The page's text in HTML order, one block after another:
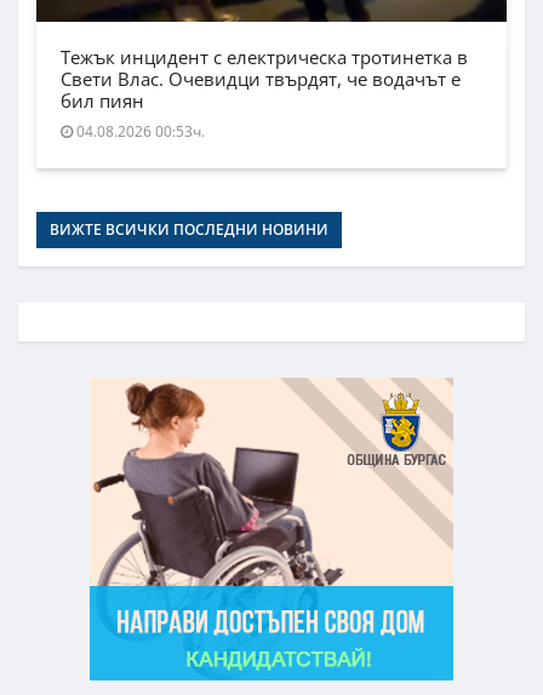
Тежък инцидент с електрическа тротинетка в
Свети Влас. Очевидци твърдят, че водачът е
бил пиян
04.08.2026 00:53ч.
ВИЖТЕ ВСИЧКИ ПОСЛЕДНИ НОВИНИ